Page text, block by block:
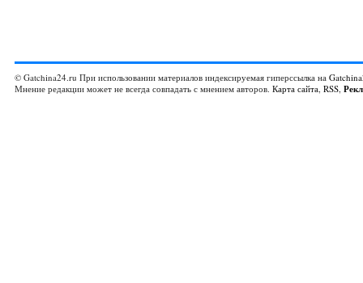
© Gatchina24.ru При использовании материалов индексируемая гиперссылка на
Мнение редакции может не всегда совпадать с мнением авторов. Карта сайта, RSS,